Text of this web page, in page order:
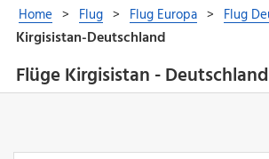
Flüge Kirgisistan - Deutschland